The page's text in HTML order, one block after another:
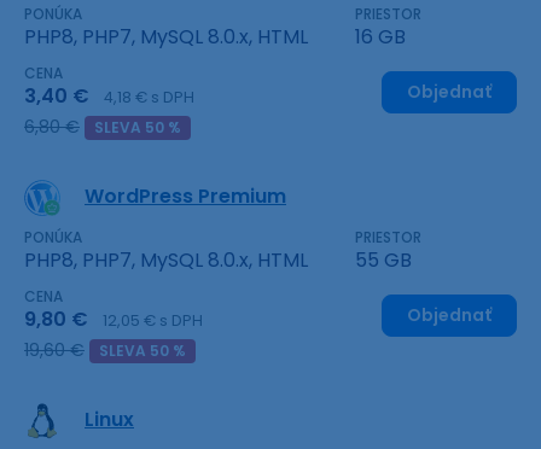
PONÚKA
PHP8, PHP7, MySQL 8.0.x, HTML
PRIESTOR
16 GB
CENA
3,40 € 4,18 € s DPH
6,80 € SLEVA 50 %
Objednať
WordPress Premium
PONÚKA
PHP8, PHP7, MySQL 8.0.x, HTML
PRIESTOR
55 GB
CENA
9,80 € 12,05 € s DPH
19,60 € SLEVA 50 %
Objednať
Linux